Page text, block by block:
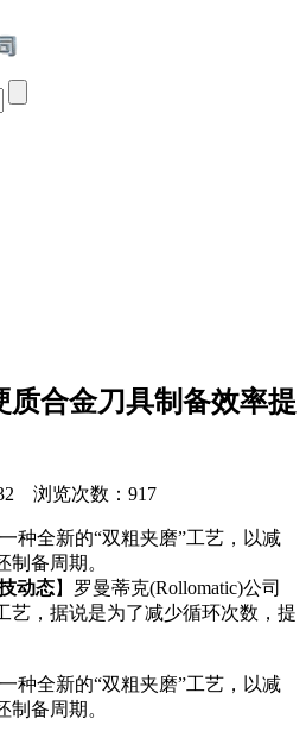
质合金刀具制备效率提
浏览次数： 917
种全新的“双粗夹磨”工艺，以减
备周期。
动态】罗曼蒂克(Rollomatic)公司
艺，据说是为了减少循环次数，提
全新的“双粗夹磨”工艺，以减
备周期。